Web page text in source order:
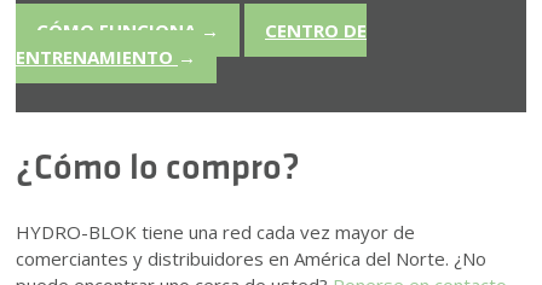
CÓMO FUNCIONA →
CENTRO DE
ENTRENAMIENTO →
¿Cómo lo compro?
HYDRO-BLOK tiene una red cada vez mayor de
comerciantes y distribuidores en América del Norte. ¿No